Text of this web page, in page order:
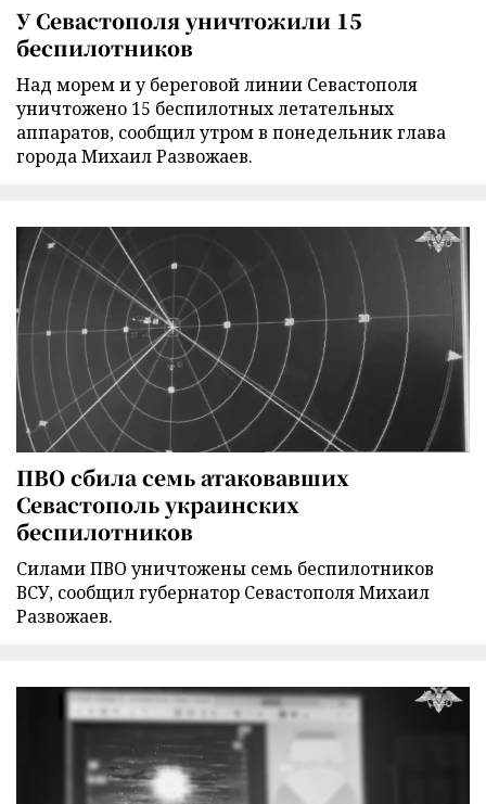
У Севастополя уничтожили 15
беспилотников
Над морем и у береговой линии Севастополя
уничтожено 15 беспилотных летательных
аппаратов, сообщил утром в понедельник глава
города Михаил Развожаев.
ПВО сбила семь атаковавших
Севастополь украинских
беспилотников
Силами ПВО уничтожены семь беспилотников
ВСУ, сообщил губернатор Севастополя Михаил
Развожаев.